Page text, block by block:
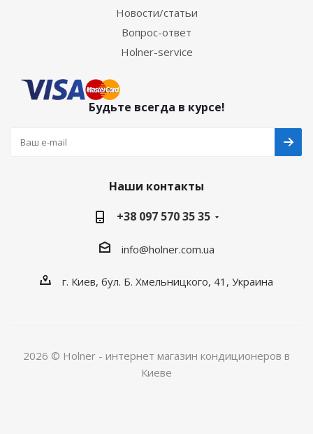
Новости/статьи
Вопрос-ответ
Holner-service
Будьте всегда в курсе!
Наши контакты
+38 097 570 35 35
info@holner.com.ua
г. Киев, бул. Б. Хмельницкого, 41, Украина
2026 © Holner - интернет магазин кондиционеров в
Киеве